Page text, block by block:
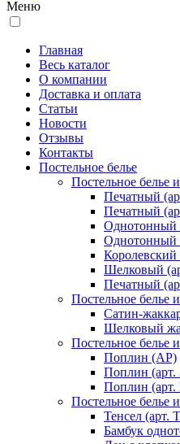
Меню
Главная
Весь каталог
О компании
Доставка и оплата
Статьи
Новости
Отзывы
Контакты
Постельное белье
Постельное белье
Печатный
Печатный
Однотонный
Однотонный
Королевский
Шелковый
Печатный
Постельное белье
Сатин-
Шелковый
Постельное белье
Поплин (AP)
Поплин
Поплин
Постельное белье
Тенсел (арт.
Бамбук